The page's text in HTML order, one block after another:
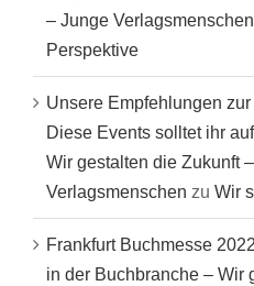
– Junge Verlagsmenschen
Perspektive
Unsere Empfehlungen
Diese Events solltet ihr
Wir gestalten die Zukunft
Verlagsmenschen zu Wir
Frankfurt Buchmesse
in der Buchbranche – Wir